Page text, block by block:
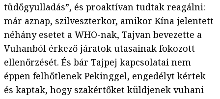
tüdőgyulladás”, és proaktívan tudtak reagálni:
már aznap, szilveszterkor, amikor Kína jelentett
néhány esetet a WHO-nak, Tajvan bevezette a
Vuhanból érkező járatok utasainak fokozott
ellenőrzését. És bár Tajpej kapcsolatai nem
éppen felhőtlenek Pekinggel, engedélyt kértek
és kaptak, hogy szakértőket küldjenek vuhani